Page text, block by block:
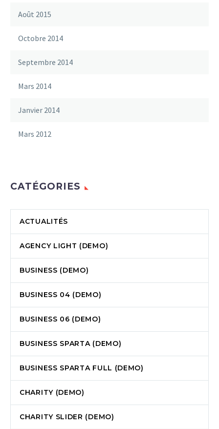
Août 2015
Octobre 2014
Septembre 2014
Mars 2014
Janvier 2014
Mars 2012
CATÉGORIES
ACTUALITÉS
AGENCY LIGHT (DEMO)
BUSINESS (DEMO)
BUSINESS 04 (DEMO)
BUSINESS 06 (DEMO)
BUSINESS SPARTA (DEMO)
BUSINESS SPARTA FULL (DEMO)
CHARITY (DEMO)
CHARITY SLIDER (DEMO)